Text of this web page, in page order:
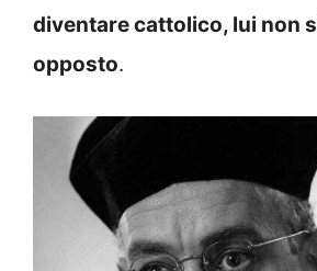
diventare cattolico, lui non
opposto.